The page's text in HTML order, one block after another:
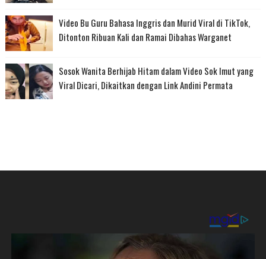
Video Bu Guru Bahasa Inggris dan Murid Viral di TikTok,
Ditonton Ribuan Kali dan Ramai Dibahas Warganet
Sosok Wanita Berhijab Hitam dalam Video Sok Imut yang
Viral Dicari, Dikaitkan dengan Link Andini Permata